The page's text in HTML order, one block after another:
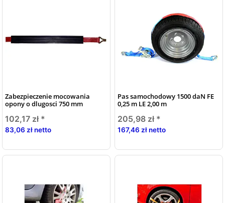
Zabezpieczenie mocowania
opony o dlugosci 750 mm
102,17 zł *
83,06 zł netto
Pas samochodowy 1500 daN FE
0,25 m LE 2,00 m
205,98 zł *
167,46 zł netto